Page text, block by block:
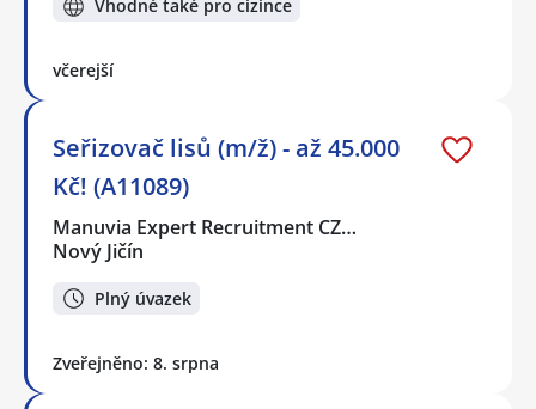
Vhodné také pro cizince
včerejší
Seřizovač lisů (m/ž) - až 45.000
Kč! (A11089)
Manuvia Expert Recruitment CZ…
Nový Jičín
Plný úvazek
Zveřejněno: 8. srpna